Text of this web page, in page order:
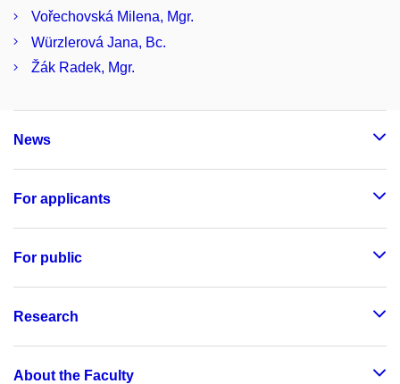
Vořechovská Milena, Mgr.
Würzlerová Jana, Bc.
Žák Radek, Mgr.
News
For applicants
For public
Research
About the Faculty